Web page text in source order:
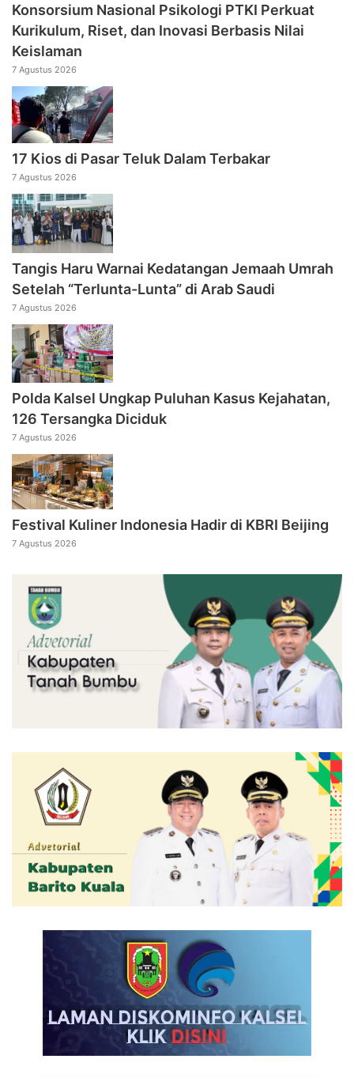
Konsorsium Nasional Psikologi PTKI Perkuat
Kurikulum, Riset, dan Inovasi Berbasis Nilai
Keislaman
7 Agustus 2026
17 Kios di Pasar Teluk Dalam Terbakar
7 Agustus 2026
Tangis Haru Warnai Kedatangan Jemaah Umrah
Setelah “Terlunta-Lunta” di Arab Saudi
7 Agustus 2026
Polda Kalsel Ungkap Puluhan Kasus Kejahatan,
126 Tersangka Diciduk
7 Agustus 2026
Festival Kuliner Indonesia Hadir di KBRI Beijing
7 Agustus 2026